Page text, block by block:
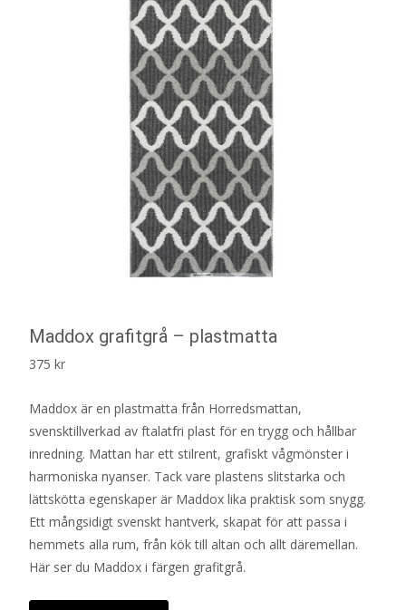
Maddox grafitgrå – plastmatta
375 kr
Maddox är en plastmatta från Horredsmattan,
svensktillverkad av ftalatfri plast för en trygg och hållbar
inredning. Mattan har ett stilrent, grafiskt vågmönster i
harmoniska nyanser. Tack vare plastens slitstarka och
lättskötta egenskaper är Maddox lika praktisk som snygg.
Ett mångsidigt svenskt hantverk, skapat för att passa i
hemmets alla rum, från kök till altan och allt däremellan.
Här ser du Maddox i färgen grafitgrå.